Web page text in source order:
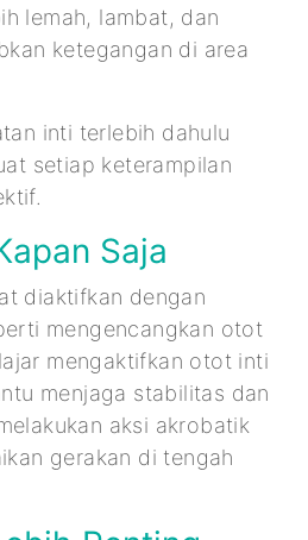
lemah, lambat, dan
ketegangan di area
inti terlebih dahulu
setiap keterampilan
Saja
diaktifkan dengan
mengencangkan otot
mengaktifkan otot inti
menjaga stabilitas dan
aksi akrobatik
gerakan di tengah